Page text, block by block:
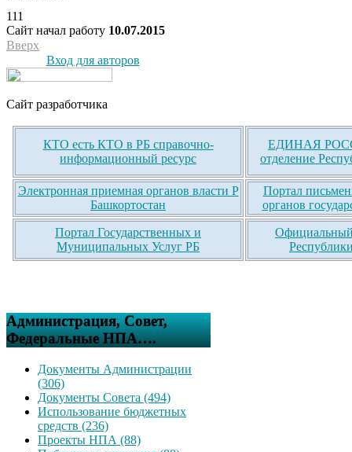
111
Сайт начал работу 10.07.2015
Вверх
Вход для авторов
Сайт разработчика
КТО есть КТО в РБ справочно-
информационный ресурс
ЕДИНАЯ
отделение
Электронная приемная органов власти Р
Башкортостан
Портал
органов
Портал Государственных и
Муниципальных Услуг РБ
Официальный
Администрация, Совет,
Федеральные НПА….
Документы Администрации
(306)
Документы Совета (494)
Использование бюджетных
средств (236)
Проекты НПА (88)